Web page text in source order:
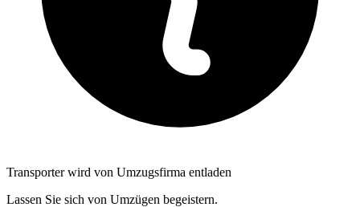
Transporter wird von Umzugsfirma entladen
Lassen Sie sich von Umzügen begeistern.